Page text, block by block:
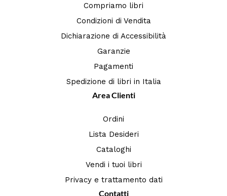
Compriamo libri
Condizioni di Vendita
Dichiarazione di Accessibilità
Garanzie
Pagamenti
Spedizione di libri in Italia
Area Clienti
Ordini
Lista Desideri
Cataloghi
Vendi i tuoi libri
Privacy e trattamento dati
Contatti